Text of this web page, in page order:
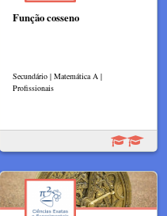
Função cosseno
Secundário | Matemática A |
Profissionais